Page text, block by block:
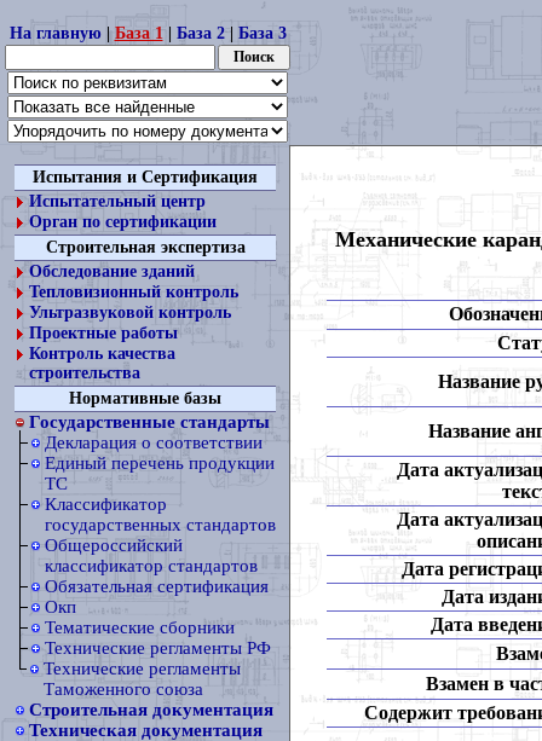
На главную| База 1| База 2| База 3
Испытания и Сертификация
Испытательный центр
Орган по сертификации
Строительная экспертиза
Обследование зданий
Тепловизионный контроль
Ультразвуковой контроль
Проектные работы
Контроль качества
строительства
Нормативные базы
Государственные стандарты
Декларация о соответствии
Единый перечень продукции
ТС
Классификатор
государственных стандартов
Общероссийский
классификатор стандартов
Обязательная сертификация
Окп
Тематические сборники
Технические регламенты РФ
Технические регламенты
Таможенного союза
Строительная документация
Техническая документация
Механические
Название
Название
Дата
Дата
Дата
Дата
Дата
Взамен в
Содержит